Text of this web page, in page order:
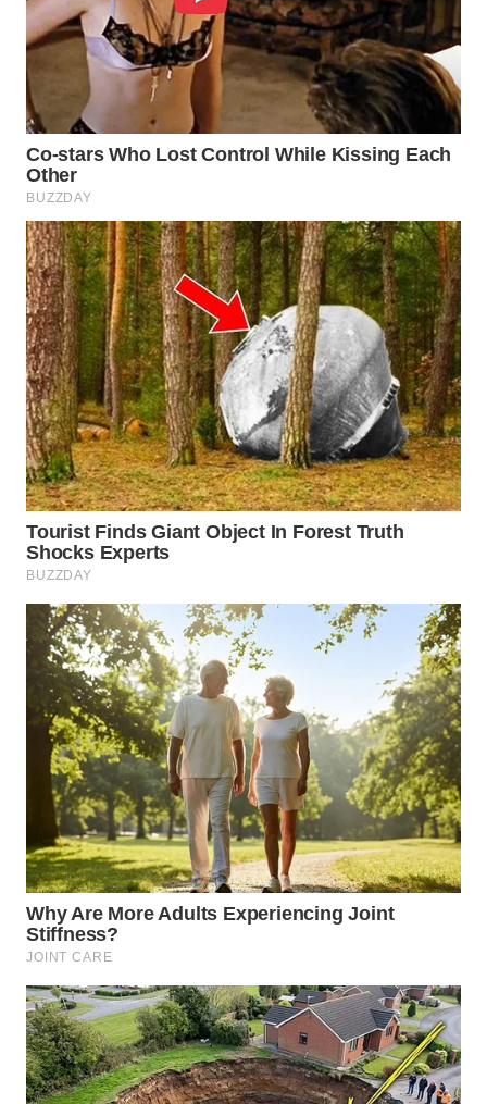
WN
PADANG
LAWAS
WN
SUMEDANG
CIANJUR
WN
KEPULAUAN
SERIBU
WN
TANGERANG
WN
BINJAI
WN
CIREBON
WN
INDRAMAYU
WN
KUNINGAN
WN
MAJALENGKA
WN
SUBANG
WN
WN
PURWAKARTA